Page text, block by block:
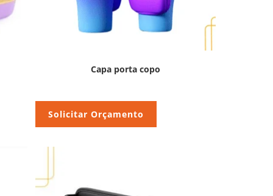
Capa porta copo
Solicitar Orçamento